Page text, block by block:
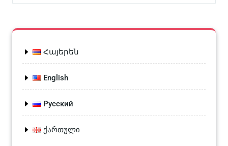
Հայերեն
English
Русский
ქართული